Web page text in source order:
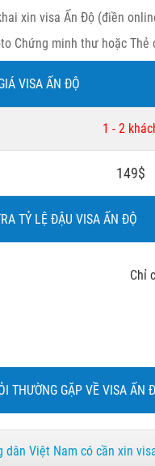
xin visa Ấn Độ (điền
Chứng minh thư hoặc Thẻ
VISA ẤN ĐỘ
1 - 2
149$
TỶ LỆ ĐẬU VISA ẤN ĐỘ
Chỉ
THƯỜNG GẶP VỀ VISA ẤN
dân Việt Nam có cần xin